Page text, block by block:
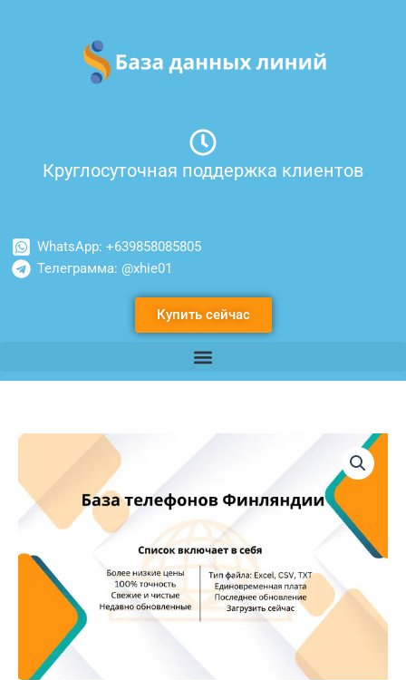
содержимому
Круглосуточная поддержка клиентов
WhatsApp: +639858085805
Телеграмма: @xhie01
Купить сейчас
Количество
телефонов
Финляндии
100К